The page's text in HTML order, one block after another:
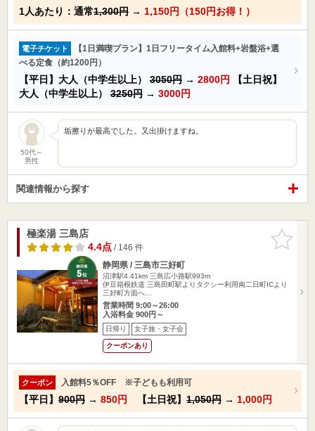
1人あたり：通常1,300円 → 1,150円（150円お得！）
電子チケット
【1日満喫プラン】1日フリータイム入館料+岩盤浴+選
べる定食（約1200円）
【平日】大人（中学生以上） 3050円 → 2800円
【土日祝】
大人（中学生以上） 3250円 → 3000円
50代～
男性
垢擦りが最高でした。又出掛けますね。
関連情報から探す
お気に入
りに追加
極楽湯 三島店
4.4点/ 146 件
静岡県 / 三島市三好町
沼津駅4.41km 三島広小路駅993m
伊豆箱根鉄道 三島田町駅よりタクシー利用南二日町ICより
三好町方面へ…
営業時間 9:00～26:00
入浴料金 900円～
日帰り 女子旅・女子会
クーポンあり
クーポン 入館料5％OFF ※子どもも利用可
【平日】 900円 → 850円 【土日祝】 1,050円 → 1,000円